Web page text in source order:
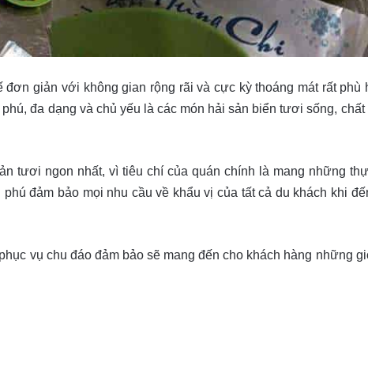
giản với không gian rộng rãi và cực kỳ thoáng mát rất
đa dạng và chủ yếu là các món hải sản biển tươi sống,
tươi ngon nhất, vì tiêu chí của quán chính là mang những
đảm bảo mọi nhu cầu về khẩu vị của tất cả du khách khi
vụ chu đáo đảm bảo sẽ mang đến cho khách hàng những